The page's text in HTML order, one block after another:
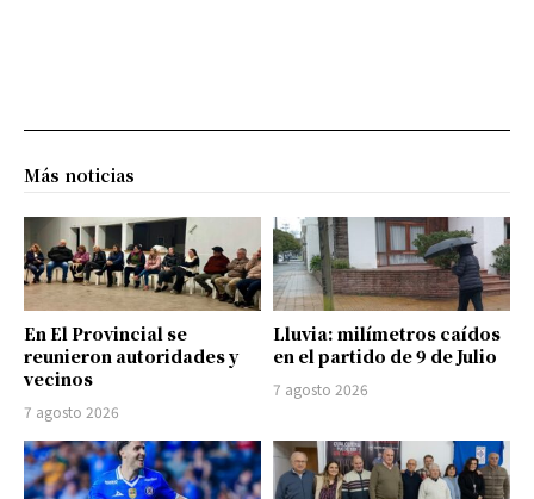
Más noticias
En El Provincial se
reunieron autoridades y
vecinos
7 agosto 2026
Lluvia: milímetros caídos
en el partido de 9 de Julio
7 agosto 2026